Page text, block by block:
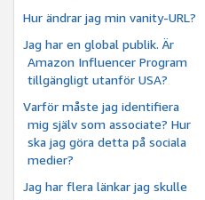
Hur ändrar jag min vanity-URL?
Jag har en global publik. Är
Amazon Influencer Program
tillgängligt utanför USA?
Varför måste jag identifiera
mig själv som associate? Hur
ska jag göra detta på sociala
medier?
Jag har flera länkar jag skulle